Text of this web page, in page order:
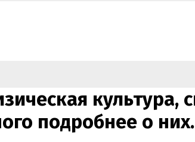
культура,
подробнее о